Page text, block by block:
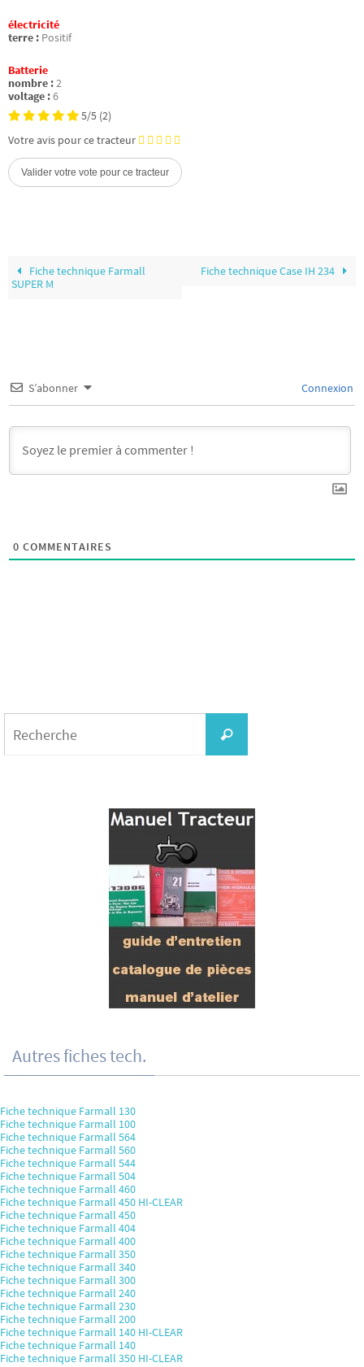
électricité
terre : Positif
Batterie
nombre :2
voltage :6
5/5 (2)
Votre avis pour ce tracteur
Fiche technique Farmall
SUPER M
Fiche technique Case IH 234
S’abonner Connexion
0 COMMENTAIRES
Recherche
Autres fiches tech.
Fiche technique Farmall 130
Fiche technique Farmall 100
Fiche technique Farmall 564
Fiche technique Farmall 560
Fiche technique Farmall 544
Fiche technique Farmall 504
Fiche technique Farmall 460
Fiche technique Farmall 450 HI-CLEAR
Fiche technique Farmall 450
Fiche technique Farmall 404
Fiche technique Farmall 400
Fiche technique Farmall 350
Fiche technique Farmall 340
Fiche technique Farmall 300
Fiche technique Farmall 240
Fiche technique Farmall 230
Fiche technique Farmall 200
Fiche technique Farmall 140 HI-CLEAR
Fiche technique Farmall 140
Fiche technique Farmall 350 HI-CLEAR